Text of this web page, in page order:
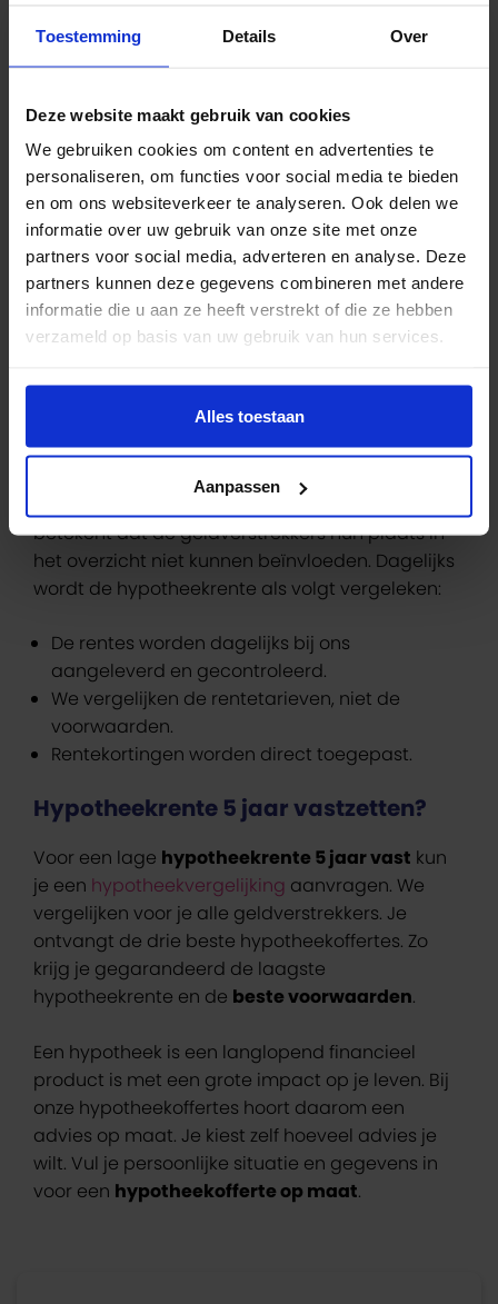
Toestemming Details Over
Deze website maakt gebruik van cookies
We gebruiken cookies om content en advertenties te
personaliseren, om functies voor social media te bieden
en om ons websiteverkeer te analyseren. Ook delen we
informatie over uw gebruik van onze site met onze
partners voor social media, adverteren en analyse. Deze
partners kunnen deze gegevens combineren met andere
informatie die u aan ze heeft verstrekt of die ze hebben
verzameld op basis van uw gebruik van hun services.
Alles toestaan
Aanpassen
Nederland. In het bovenstaande renteoverzicht
tonen we alle aanbieders. Op dit moment
geldverstrekkers:
ABN AMRO, AEGON, Allianz, Argenta, ASR
Verzekeringen, Attens Hypotheken, BijBouwe. BLG
Wonen, BNP Paribas, Centraal Beheer, Clarian
Wonen, Florius, Holland Woont, Hypotrust, Impact
Hypotheken, ING, IQWOON, Lloyds Bank, Lot
Hypotheken, Merius Hypotheken, MoneYou, MUNT
Hypotheken, Nationale Nederlanden, NIBC Direct,
Hypotheken, SNS Bank, Syntrus Achmea, Tulp
Hypotheken, Venn Hypotheken, Vista
Hypotheken, Woonfonds Hypotheken en Woonnu.
betekent dat de geldverstrekkers hun plaats in
het overzicht niet kunnen beïnvloeden. Dagelijks
wordt de hypotheekrente als volgt vergeleken:
De rentes worden dagelijks bij ons
aangeleverd en gecontroleerd.
We vergelijken de rentetarieven, niet de
voorwaarden.
Rentekortingen worden direct toegepast.
Hypotheekrente 5 jaar vastzetten?
Voor een lage hypotheekrente 5 jaar vast kun
je een hypotheekvergelijking aanvragen. We
vergelijken voor je alle geldverstrekkers. Je
ontvangt de drie beste hypotheekoffertes. Zo
krijg je gegarandeerd de laagste
hypotheekrente en de beste voorwaarden.
Een hypotheek is een langlopend financieel
product is met een grote impact op je leven. Bij
onze hypotheekoffertes hoort daarom een
advies op maat. Je kiest zelf hoeveel advies je
wilt. Vul je persoonlijke situatie en gegevens in
voor een hypotheekofferte op maat.